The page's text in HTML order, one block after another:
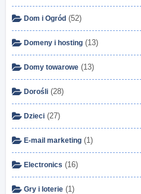
Dom i Ogród (52)
Domeny i hosting (13)
Domy towarowe (13)
Dorośli (28)
Dzieci (27)
E-mail marketing (1)
Electronics (16)
Gry i loterie (1)